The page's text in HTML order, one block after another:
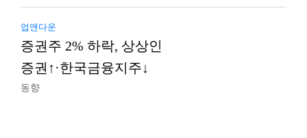
업앤다운
증권주 2% 하락, 상상인
증권↑·한국금융지주↓
동향